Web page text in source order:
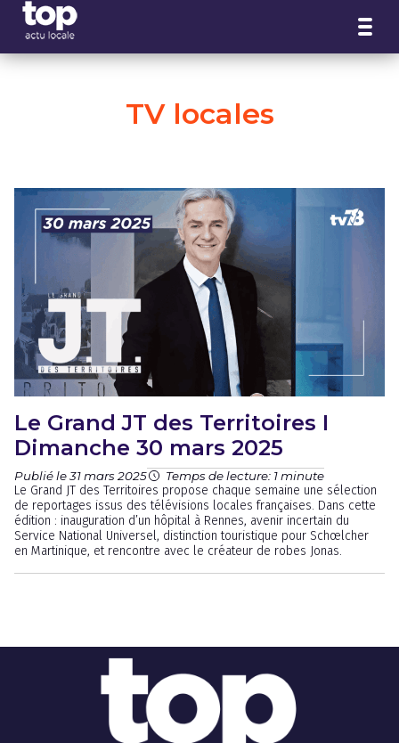
TV locales
Le Grand JT des Territoires I
Dimanche 30 mars 2025
Publié le 31 mars 2025 Temps de lecture: 1 minute
Le Grand JT des Territoires propose chaque semaine une sélection
de reportages issus des télévisions locales françaises. Dans cette
édition : inauguration d’un hôpital à Rennes, avenir incertain du
Service National Universel, distinction touristique pour Schœlcher
en Martinique, et rencontre avec le créateur de robes Jonas.
Panneau de gestion des cookies